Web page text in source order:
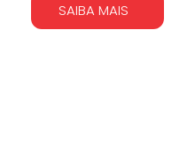
SAIBA MAIS